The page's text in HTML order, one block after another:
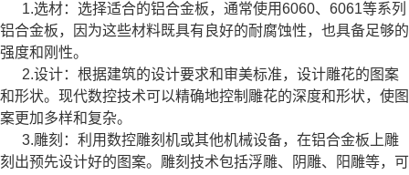
1.选材：选择适合的铝合金板，通常使用6060、6061等系列
铝合金板，因为这些材料既具有良好的耐腐蚀性，也具备足够的
强度和刚性。
2.设计：根据建筑的设计要求和审美标准，设计雕花的图案
和形状。现代数控技术可以精确地控制雕花的深度和形状，使图
案更加多样和复杂。
3.雕刻：利用数控雕刻机或其他机械设备，在铝合金板上雕
刻出预先设计好的图案。雕刻技术包括浮雕、阴雕、阳雕等，可